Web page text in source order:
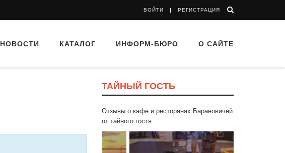
ВОЙТИ РЕГИСТРАЦИЯ
НОВОСТИ КАТАЛОГ ИНФОРМ-БЮРО О САЙТЕ
ТАЙНЫЙ ГОСТЬ
Отзывы о кафе и ресторанах Барановичей
от тайного гостя.